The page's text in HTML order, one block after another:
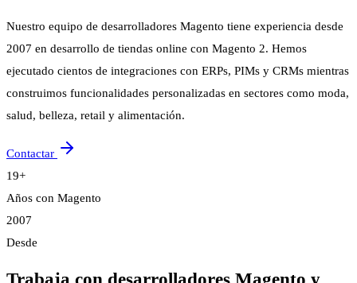
Nuestro equipo de desarrolladores Magento tiene experiencia desde
2007 en desarrollo de tiendas online con Magento 2. Hemos
ejecutado cientos de integraciones con ERPs, PIMs y CRMs mientras
construimos funcionalidades personalizadas en sectores como moda,
salud, belleza, retail y alimentación.
Contactar
19+
Años con Magento
2007
Desde